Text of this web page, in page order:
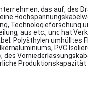
das auf, des
Technologieforschung
aus etc., und hat
Polyäthylen
PVC
des